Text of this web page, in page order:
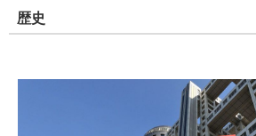
歴史